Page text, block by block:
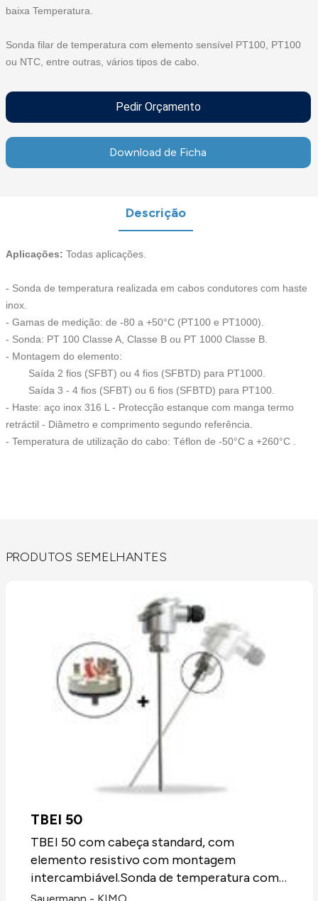
baixa Temperatura.
Sonda filar de temperatura com elemento sensível PT100, PT100
ou NTC, entre outras, vários tipos de cabo.
Pedir Orçamento
Download de Ficha
Descrição
Aplicações: Todas aplicações.
- Sonda de temperatura realizada em cabos condutores com haste
inox.
- Gamas de medição: de -80 a +50°C (PT100 e PT1000).
- Sonda: PT 100 Classe A, Classe B ou PT 1000 Classe B.
- Montagem do elemento:
Saída 2 fios (SFBT) ou 4 fios (SFBTD) para PT1000.
Saída 3 - 4 fios (SFBT) ou 6 fios (SFBTD) para PT100.
- Haste: aço inox 316 L - Protecção estanque com manga termo
retráctil - Diâmetro e comprimento segundo referência.
- Temperatura de utilização do cabo: Téflon de -50°C a +260°C .
PRODUTOS SEMELHANTES
TBEI 50
TBEI 50 com cabeça standard, com
elemento resistivo com montagem
intercambiável.Sonda de temperatura com
elemento sensível PT100, PT100 ou NTC,